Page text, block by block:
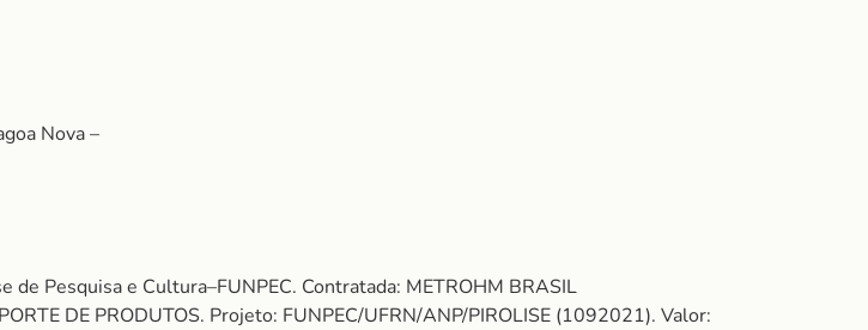
Nova –
Pesquisa e Cultura–FUNPEC. Contratada: METROHM BRASIL
DE PRODUTOS. Projeto: FUNPEC/UFRN/ANP/PIROLISE (1092021). Valor: